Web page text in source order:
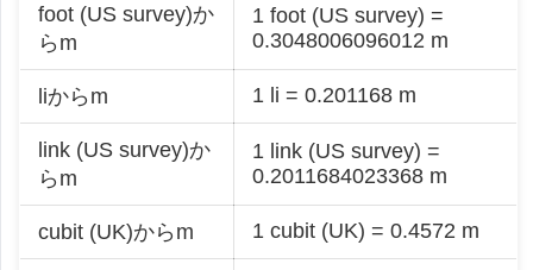
foot (US survey)か
らm
1 foot (US survey) =
0.3048006096012 m
liからm 1 li = 0.201168 m
link (US survey)か
らm
1 link (US survey) =
0.2011684023368 m
cubit (UK)からm 1 cubit (UK) = 0.4572 m